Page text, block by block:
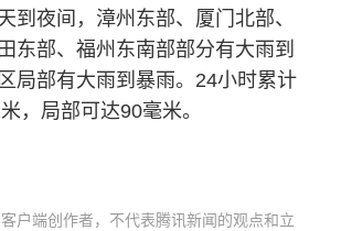
到夜间，漳州东部、厦门北部、
东部、福州东南部部分有大雨到
局部有大雨到暴雨。24小时累计
，局部可达90毫米。
户端创作者，不代表腾讯新闻的观点和立